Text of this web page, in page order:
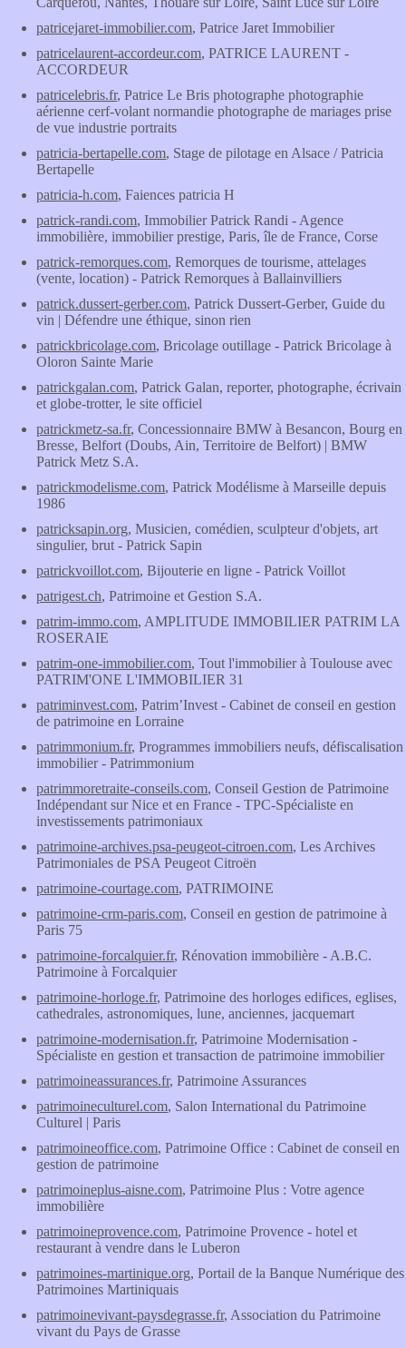
patricejaret-immobilier.com, Patrice Jaret Immobilier
patricelaurent-accordeur.com, PATRICE LAURENT -
ACCORDEUR
patricelebris.fr, Patrice Le Bris photographe photographie
aérienne cerf-volant normandie photographe de mariages prise
de vue industrie portraits
patricia-bertapelle.com, Stage de pilotage en Alsace / Patricia
Bertapelle
patricia-h.com, Faiences patricia H
patrick-randi.com, Immobilier Patrick Randi - Agence
immobilière, immobilier prestige, Paris, île de France, Corse
patrick-remorques.com, Remorques de tourisme, attelages
(vente, location) - Patrick Remorques à Ballainvilliers
patrick.dussert-gerber.com, Patrick Dussert-Gerber, Guide du
vin | Défendre une éthique, sinon rien
patrickbricolage.com, Bricolage outillage - Patrick Bricolage à
Oloron Sainte Marie
patrickgalan.com, Patrick Galan, reporter, photographe, écrivain
et globe-trotter, le site officiel
patrickmetz-sa.fr, Concessionnaire BMW à Besancon, Bourg en
Bresse, Belfort (Doubs, Ain, Territoire de Belfort) | BMW
Patrick Metz S.A.
patrickmodelisme.com, Patrick Modélisme à Marseille depuis
1986
patricksapin.org, Musicien, comédien, sculpteur d'objets, art
singulier, brut - Patrick Sapin
patrickvoillot.com, Bijouterie en ligne - Patrick Voillot
patrigest.ch, Patrimoine et Gestion S.A.
patrim-immo.com, AMPLITUDE IMMOBILIER PATRIM LA
ROSERAIE
patrim-one-immobilier.com, Tout l'immobilier à Toulouse avec
PATRIM'ONE L'IMMOBILIER 31
patriminvest.com, Patrim’Invest - Cabinet de conseil en gestion
de patrimoine en Lorraine
patrimmonium.fr, Programmes immobiliers neufs, défiscalisation
immobilier - Patrimmonium
patrimmoretraite-conseils.com, Conseil Gestion de Patrimoine
Indépendant sur Nice et en France - TPC-Spécialiste en
investissements patrimoniaux
patrimoine-archives.psa-peugeot-citroen.com, Les Archives
Patrimoniales de PSA Peugeot Citroën
patrimoine-courtage.com, PATRIMOINE
patrimoine-crm-paris.com, Conseil en gestion de patrimoine à
Paris 75
patrimoine-forcalquier.fr, Rénovation immobilière - A.B.C.
Patrimoine à Forcalquier
patrimoine-horloge.fr, Patrimoine des horloges edifices, eglises,
cathedrales, astronomiques, lune, anciennes, jacquemart
patrimoine-modernisation.fr, Patrimoine Modernisation -
Spécialiste en gestion et transaction de patrimoine immobilier
patrimoineassurances.fr, Patrimoine Assurances
patrimoineculturel.com, Salon International du Patrimoine
Culturel | Paris
patrimoineoffice.com, Patrimoine Office : Cabinet de conseil en
gestion de patrimoine
patrimoineplus-aisne.com, Patrimoine Plus : Votre agence
immobilière
patrimoineprovence.com, Patrimoine Provence - hotel et
restaurant à vendre dans le Luberon
patrimoines-martinique.org, Portail de la Banque Numérique des
Patrimoines Martiniquais
patrimoinevivant-paysdegrasse.fr, Association du Patrimoine
vivant du Pays de Grasse